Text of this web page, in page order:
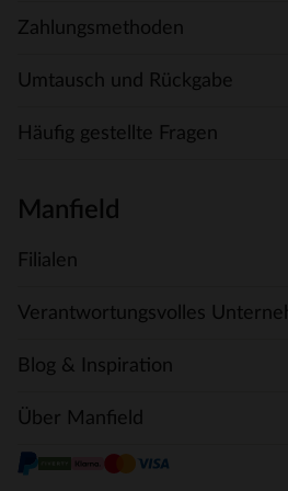
Zahlungsmethoden
Umtausch und Rückgabe
Häufig gestellte Fragen
Manfield
Filialen
Verantwortungsvolles
Blog & Inspiration
Über Manfield